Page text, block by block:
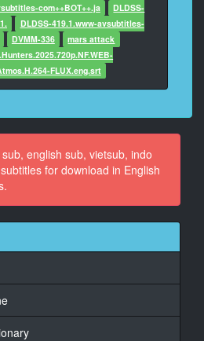
11
said: 今は、庭主が1ヶ月に
ってくるから、
くていいよ。 良かった。.
said: お母さん、ちゃんと
してたんだ。.
13
said: 何日やってたの?
said: 私たち夫婦は5年前に
said: ここは夫、里市さん
いた里市さんのお母さんが1年
亡くなった。.
com++BOT++.ja
DLDSS-
DLDSS-419.1.www-avsubtitles-
DVMM-336
mars attack
FLUX.eng.srt
english sub, vietsub, indo
for download in English